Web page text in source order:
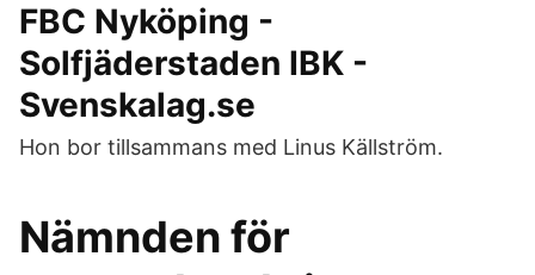
FBC Nyköping -
Solfjäderstaden IBK -
Svenskalag.se
Hon bor tillsammans med Linus Källström.
Nämnden för